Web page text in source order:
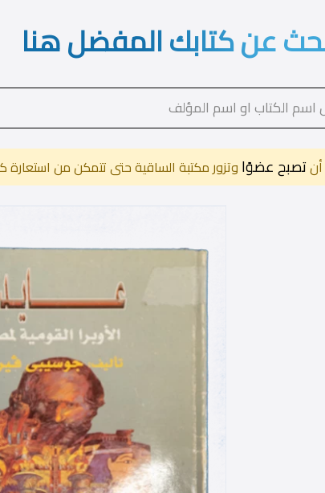
عن كتابك المفضل هنا
تصبح عضوًا وتزور مكتبة الساقية حتى تتمكن من استعارة